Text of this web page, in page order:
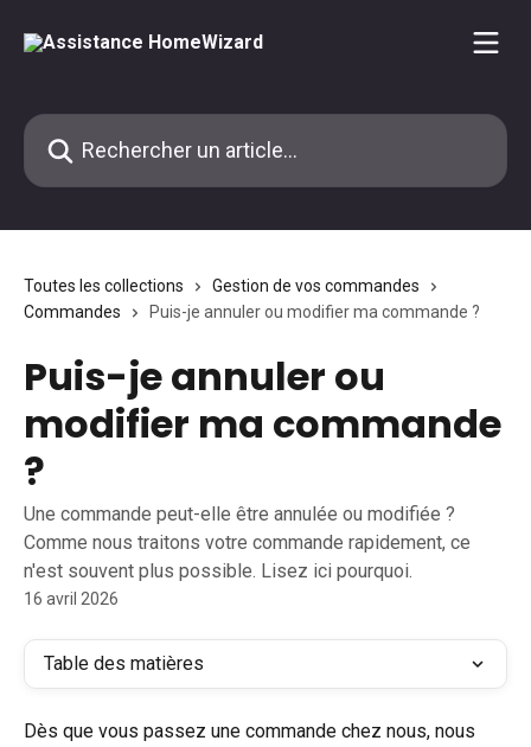
Rechercher un article...
Toutes les collections
Gestion de vos commandes
Commandes
Puis-je annuler ou modifier ma commande ?
Puis-je annuler ou
modifier ma commande
?
Une commande peut-elle être annulée ou modifiée ?
Comme nous traitons votre commande rapidement, ce
n'est souvent plus possible. Lisez ici pourquoi.
16 avril 2026
Table des matières
Dès que vous passez une commande chez nous, nous